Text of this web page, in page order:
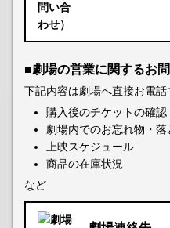
■劇場の営業に関するお
下記内容は劇場へ直接お電話
購入後のチケットの確認
劇場内でのお忘れ物・落
上映スケジュール
商品の在庫状況
など